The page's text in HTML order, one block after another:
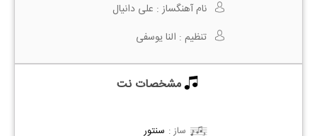
نام آهنگساز : علی دانیال
تنظیم : النا یوسفی
مشخصات نت
ساز : سنتور